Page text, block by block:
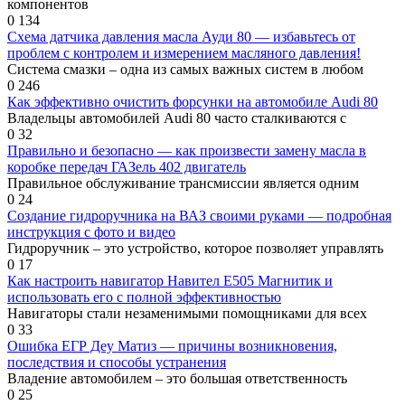
компонентов
0 134
Схема датчика давления масла Ауди 80 — избавьтесь от
проблем с контролем и измерением масляного давления!
Система смазки – одна из самых важных систем в любом
0 246
Как эффективно очистить форсунки на автомобиле Audi 80
Владельцы автомобилей Audi 80 часто сталкиваются с
0 32
Правильно и безопасно — как произвести замену масла в
коробке передач ГАЗель 402 двигатель
Правильное обслуживание трансмиссии является одним
0 24
Создание гидроручника на ВАЗ своими руками — подробная
инструкция с фото и видео
Гидроручник – это устройство, которое позволяет управлять
0 17
Как настроить навигатор Навител Е505 Магнитик и
использовать его с полной эффективностью
Навигаторы стали незаменимыми помощниками для всех
0 33
Ошибка ЕГР Деу Матиз — причины возникновения,
последствия и способы устранения
Владение автомобилем – это большая ответственность
0 25